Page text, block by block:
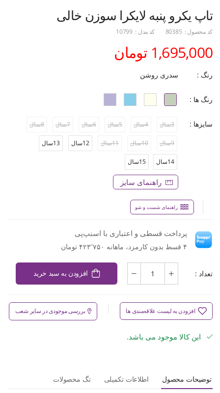
تاپ یکرو پنبه لایکرا سوزن خالی
کد محصول : 80385 کد مدل : 10799
1,695,000 تومان
رنگ : سدری روشن
رنگ ها :
سایزها : 3سال 4سال 5سال 6سال 7سال 8سال
9سال 10سال 11سال 12سال 13سال
14سال 15سال
راهنمای سایز
راهنمای شست و شو
پرداخت قسطی و اعتباری با اسنپ‌پی
۴ قسط بدون کارمزد، ماهانه ۴۲۳٬۷۵۰ تومان
تعداد : افزودن به سبد خرید
افزودن به لیست علاقه‌مندی ها بررسی موجودی در سایر شعب
این کالا موجود می باشد.
توضیحات محصول اطلاعات تکمیلی تگ محصولات